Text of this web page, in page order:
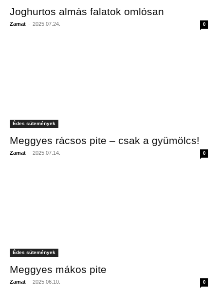
Joghurtos almás falatok omlósan
Zamat - 2025.07.24. 0
Édes sütemények
Meggyes rácsos pite – csak a gyümölcs!
Zamat - 2025.07.14. 0
Édes sütemények
Meggyes mákos pite
Zamat - 2025.06.10. 0